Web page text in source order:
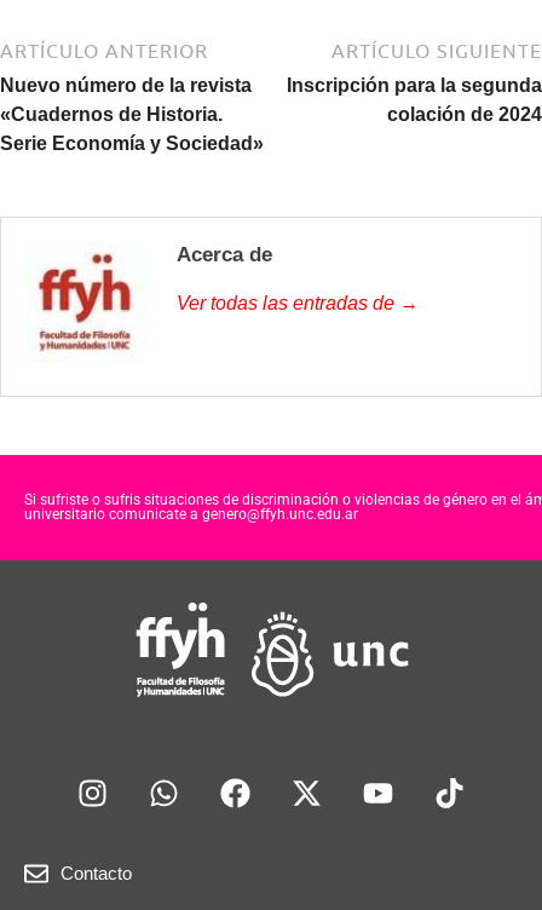
ARTÍCULO ANTERIOR
Nuevo número de la revista
«Cuadernos de Historia.
Serie Economía y Sociedad»
ARTÍCULO SIGUIENTE
Inscripción para la segunda
colación de 2024
Acerca de
Ver todas las entradas de →
Si sufriste o sufris situaciones de discriminación o violencias de género en el
universitario comunicate a genero@ffyh.unc.edu.ar
Contacto